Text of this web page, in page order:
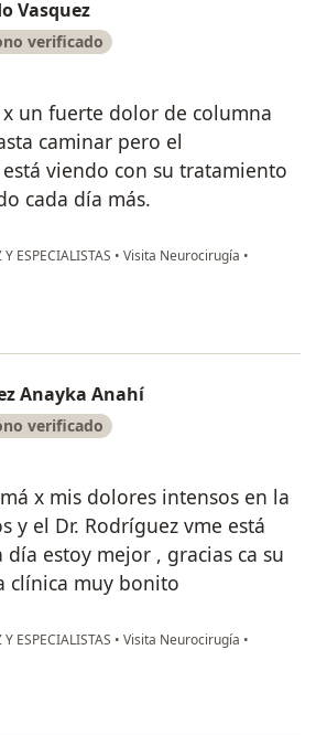
Vasquez
verificado
un fuerte dolor de columna
caminar pero el
viendo con su tratamiento
cada día más.
ESPECIALISTAS • Visita Neurocirugía •
Regalado Vasquez
Anayka Anahí
verificado
x mis dolores intensos en la
y el Dr. Rodríguez vme está
estoy mejor , gracias ca su
clínica muy bonito
ESPECIALISTAS • Visita Neurocirugía •
Ramirez Anayka Anahí